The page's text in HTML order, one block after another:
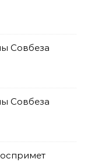
Совбеза
Совбеза